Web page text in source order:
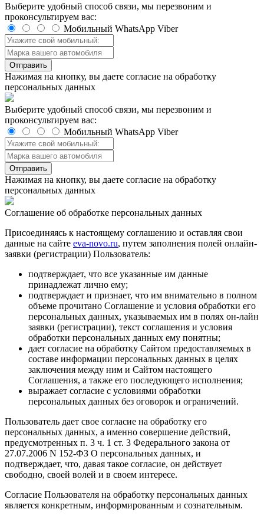
Выберите удобный способ связи, мы перезвоним и
проконсультируем вас:
Мобильный WhatsApp Viber
Отправить
Нажимая на кнопку, вы даете согласие на обработку
персональных данных
Выберите удобный способ связи, мы перезвоним и
проконсультируем вас:
Мобильный WhatsApp Viber
Отправить
Нажимая на кнопку, вы даете согласие на обработку
персональных данных
Соглашение об обработке персональных данных
Присоединяясь к настоящему cоглашению и оставляя свои
данные на cайте eva-novo.ru, путем заполнения полей онлайн-
заявки (регистрации) Пользователь:
подтверждает, что все указанные им данные
принадлежат лично ему;
подтверждает и признает, что им внимательно в полном
объеме прочитано Соглашение и условия обработки его
персональных данных, указываемых им в полях он-лайн
заявки (регистрации), текст соглашения и условия
обработки персональных данных ему понятны;
дает согласие на обработку Сайтом предоставляемых в
составе информации персональных данных в целях
заключения между ним и Сайтом настоящего
Соглашения, а также его последующего исполнения;
выражает согласие с условиями обработки
персональных данных без оговорок и ограничений.
Пользователь дает свое согласие на обработку его
персональных данных, а именно совершение действий,
предусмотренных п. 3 ч. 1 ст. 3 Федерального закона от
27.07.2006 N 152-ФЗ О персональных данных, и
подтверждает, что, давая такое согласие, он действует
свободно, своей волей и в своем интересе.
Согласие Пользователя на обработку персональных данных
является конкретным, информированным и сознательным.